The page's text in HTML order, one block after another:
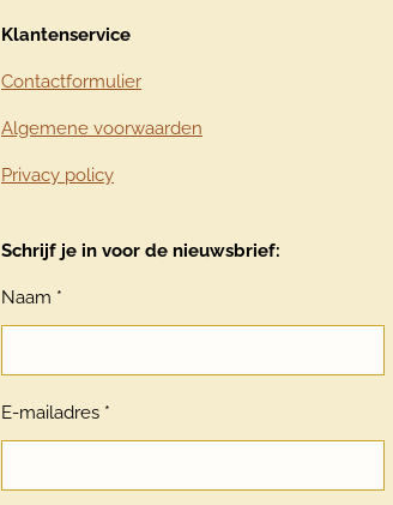
Klantenservice
Contactformulier
Algemene voorwaarden
Privacy policy
Schrijf je in voor de nieuwsbrief:
Naam *
E-mailadres *